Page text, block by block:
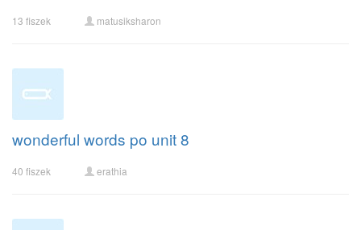
13 fiszek matusiksharon
wonderful words po unit 8
40 fiszek erathia